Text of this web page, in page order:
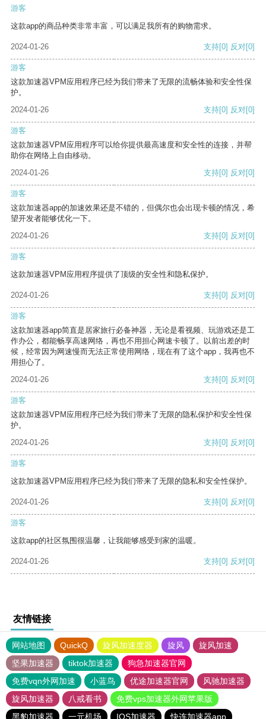
游客
这款app的商品种类非常丰富，可以满足我所有的购物需求。
2024-01-26 支持[0] 反对[0]
游客
这款加速器VPM应用程序已经为我们带来了无限的流畅体验和安全性保
护。
2024-01-26
支持[0] 反对[0]
游客
这款加速器VPM应用程序可以给你提供最高速度和安全性的连接，并帮
助你在网络上自由移动。
2024-01-26
支持[0] 反对[0]
游客
这款加速器app的加速效果还是不错的，但偶尔也会出现卡顿的情况，希
望开发者能够优化一下。
2024-01-26
支持[0] 反对[0]
游客
这款加速器VPM应用程序提供了顶级的安全性和隐私保护。
2024-01-26 支持[0] 反对[0]
游客
这款加速器app简直是居家旅行必备神器，无论是看视频、玩游戏还是工
作办公，都能畅享高速网络，再也不用担心网速卡顿了。以前出差的时
候，经常因为网速慢而无法正常使用网络，现在有了这个app，我再也不
用担心了。
2024-01-26
支持[0] 反对[0]
游客
这款加速器VPM应用程序已经为我们带来了无限的隐私保护和安全性保
护。
2024-01-26
支持[0] 反对[0]
游客
这款加速器VPM应用程序已经为我们带来了无限的隐私和安全性保护。
2024-01-26 支持[0] 反对[0]
游客
这款app的社区氛围很温馨，让我能够感受到家的温暖。
2024-01-26 支持[0] 反对[0]
友情链接
网站地图 QuickQ 旋风加速度器 旋风
旋风加速
坚果加速器
tiktok加速器
狗急加速器官网
免费vqn外网加速
小蓝鸟 优途加速器官网
风驰加速器
旋风加速器
八戒看书
免费vps加速器外网苹果版
黑豹加速器
一元机场 IOS加速器 快连加速器app